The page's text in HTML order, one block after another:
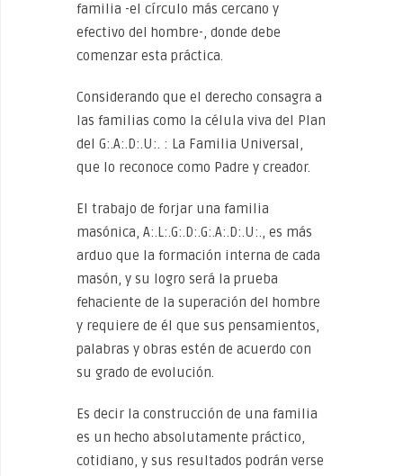
familia -el círculo más cercano y
efectivo del hombre-, donde debe
comenzar esta práctica.
Considerando que el derecho consagra a
las familias como la célula viva del Plan
del G:.A:.D:.U:. : La Familia Universal,
que lo reconoce como Padre y creador.
El trabajo de forjar una familia
masónica, A:.L:.G:.D:.G:.A:.D:.U:., es más
arduo que la formación interna de cada
masón, y su logro será la prueba
fehaciente de la superación del hombre
y requiere de él que sus pensamientos,
palabras y obras estén de acuerdo con
su grado de evolución.
Es decir la construcción de una familia
es un hecho absolutamente práctico,
cotidiano, y sus resultados podrán verse